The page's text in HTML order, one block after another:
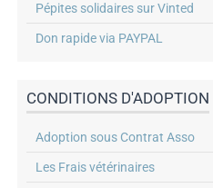
Pépites solidaires sur Vinted
Don rapide via PAYPAL
CONDITIONS D'ADOPTION
Adoption sous Contrat Asso
Les Frais vétérinaires